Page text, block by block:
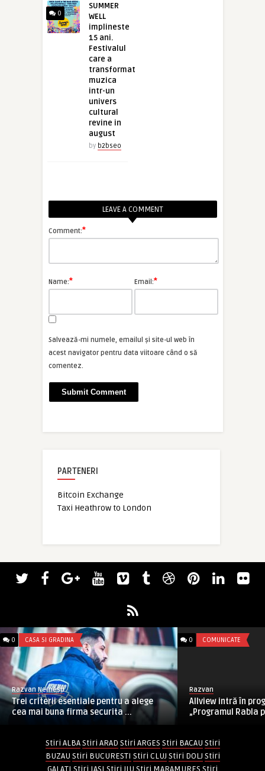
0
SUMMER
WELL
implineste
15 ani.
Festivalul
care a
transformat
muzica
intr-un
univers
cultural
revine in
august
by b2bseo
LEAVE A COMMENT
Comment:*
Name:* Email:*
Salvează-mi numele, emailul și site-ul web în
acest navigator pentru data viitoare când o să
comentez.
PARTENERI
Bitcoin Exchange
Taxi Heathrow to London
0 CASA SI GRADINA
Razvan Nemesu
Trei criterii esentiale pentru a alege
cea mai buna firma securita ...
0 COMUNICATE
Razvan
Allview intră în
„Programul Rabla
Stiri ALBA Stiri ARAD Stiri ARGES Stiri BACAU Stiri
BUZAU Stiri BUCURESTI Stiri CLUJ Stiri DOLJ Stiri
GALATI Stiri IASI Stiri JIU Stiri MARAMURES Stiri